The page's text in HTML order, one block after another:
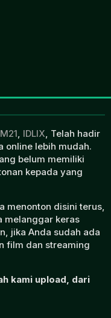
, IDLIX, Telah hadir
online lebih mudah.
belum memiliki
kepada yang
menonton disini terus,
melanggar keras
jika Anda sudah ada
film dan streaming
kami upload, dari